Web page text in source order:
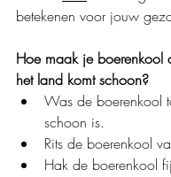
betekenen voor jouw
Hoe maak je boerenkool
het land komt schoon?
Was de boerenkool
schoon is.
Rits de boerenkool
Hak de boerenkool